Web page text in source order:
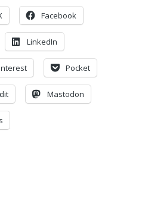
Facebook
LinkedIn
Pocket
Mastodon